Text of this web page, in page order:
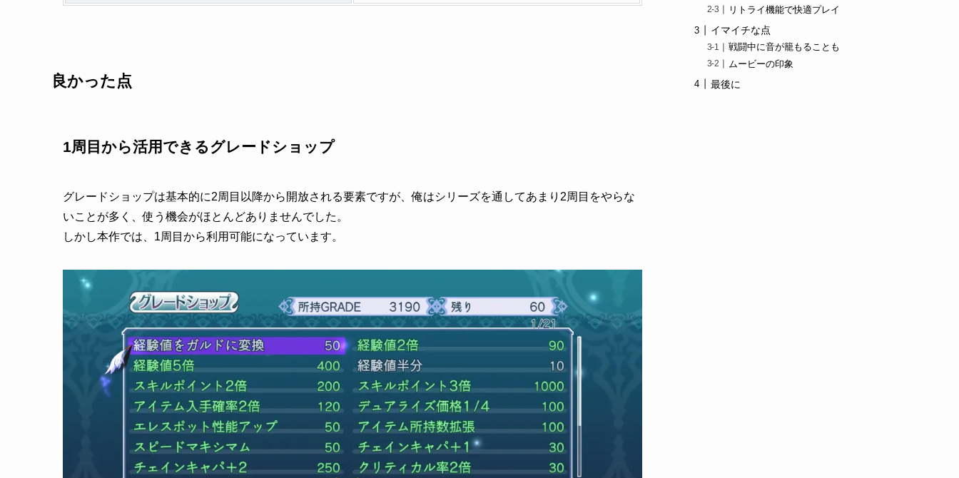
良かった点
1周目から活用できるグレードショップ
グレードショップは基本的に2周目以降から開放される要素ですが、俺はシリーズを通してあまり2周目をやらな
いことが多く、使う機会がほとんどありませんでした。
しかし本作では、1周目から利用可能になっています。
リトライ機能で快適プレイ
イマイチな点
戦闘中に音が籠もることも
ムービーの印象
最後に